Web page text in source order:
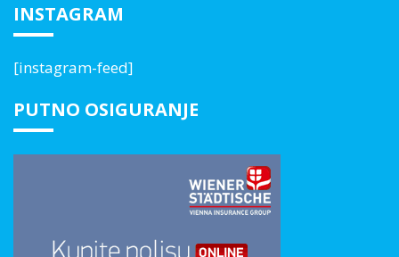
INSTAGRAM
[instagram-feed]
PUTNO OSIGURANJE